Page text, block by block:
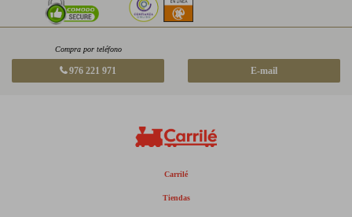
Compra por teléfono
976 221 971 E-mail
Carrilé
Tiendas